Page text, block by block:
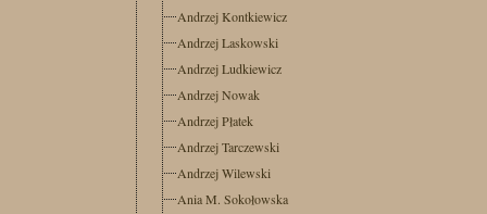
Andrzej Kontkiewicz
Andrzej Laskowski
Andrzej Ludkiewicz
Andrzej Nowak
Andrzej Płatek
Andrzej Tarczewski
Andrzej Wilewski
Ania M. Sokołowska